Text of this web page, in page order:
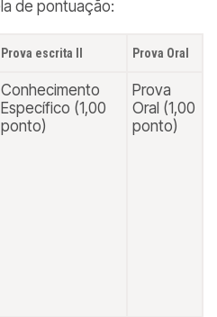
de pontuação:
Prova escrita II Prova Oral
Conhecimento
Específico (1,00
ponto)
Prova
Oral (1,00
ponto)